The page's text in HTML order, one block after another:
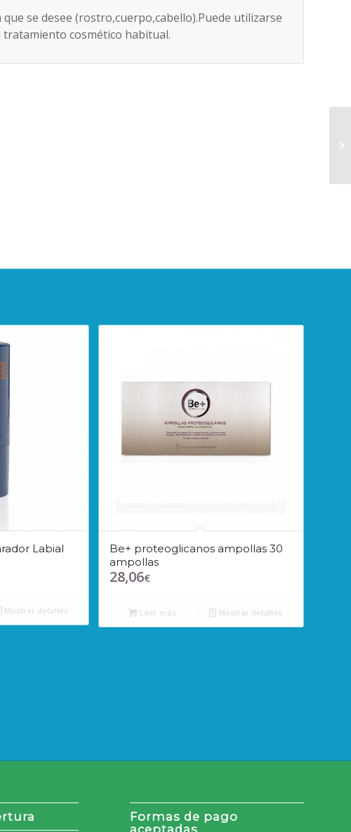
que se desee (rostro,cuerpo,cabello).Puede utilizarse
cosmético habitual.
Labial
Mostrar detalles
Be+ proteoglicanos ampollas 30
ampollas
28,06€
Leer más Mostrar detalles
Formas de pago